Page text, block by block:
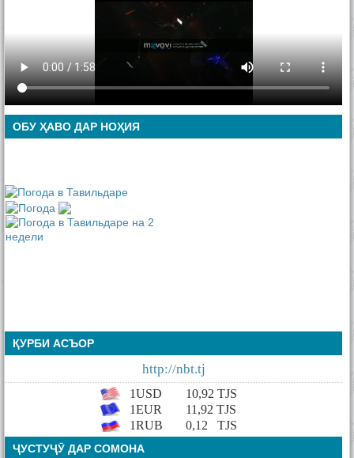
ОБУ ҲАВО ДАР НОҲИЯ
ҚУРБИ АСЪОР
http://nbt.tj
1USD 10,92 TJS
1EUR
11,92 TJS
1RUB
0,12 TJS
ҶУСТУҶӮ ДАР СОМОНА